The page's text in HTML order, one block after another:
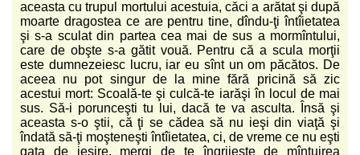
aceasta cu trupul mortului acestuia, căci a arătat şi după
moarte dragostea ce are pentru tine, dîndu-ţi întîietatea
şi s-a sculat din partea cea mai de sus a mormîntului,
care de obşte s-a gătit vouă. Pentru că a scula morţii
este dumnezeiesc lucru, iar eu sînt un om păcătos. De
aceea nu pot singur de la mine fără pricină să zic
acestui mort: Scoală-te şi culcă-te iarăşi în locul de mai
sus. Să-i porunceşti tu lui, dacă te va asculta. Însă şi
aceasta s-o ştii, că ţi se cădea să nu ieşi din viaţă şi
îndată să-ţi moşteneşti întîietatea, ci, de vreme ce nu eşti
gata de ieşire, mergi de te îngrijeşte de mîntuirea